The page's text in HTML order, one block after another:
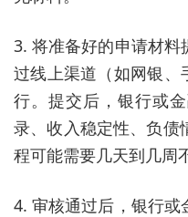
3. 将准备好的申请材料
过线上渠道（如网银、
行。提交后，银行或
录、收入稳定性、负债
程可能需要几天到几周
4. 审核通过后，银行